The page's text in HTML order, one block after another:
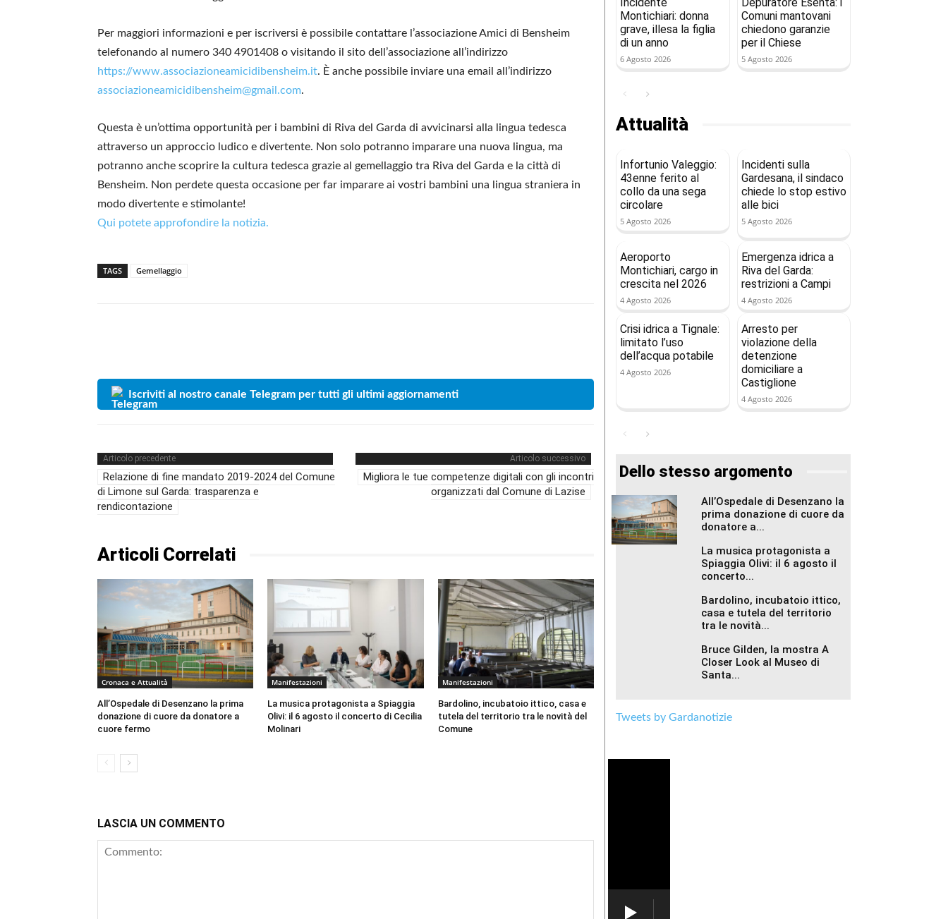
Per maggiori informazioni e per iscriversi è possibile contattare l’associazione Amici di Bensheim
telefonando al numero 340 4901408 o visitando il sito dell’associazione all’indirizzo
https://www.associazioneamicidibensheim.it. È anche possibile inviare una email all’indirizzo
associazioneamicidibensheim@gmail.com.
Questa è un’ottima opportunità per i bambini di Riva del Garda di avvicinarsi alla lingua tedesca
attraverso un approccio ludico e divertente. Non solo potranno imparare una nuova lingua, ma
potranno anche scoprire la cultura tedesca grazie al gemellaggio tra Riva del Garda e la città di
Bensheim. Non perdete questa occasione per far imparare ai vostri bambini una lingua straniera in
modo divertente e stimolante!
Qui potete approfondire la notizia.
TAGS Gemellaggio
Iscriviti al nostro canale Telegram per tutti gli ultimi aggiornamenti
Articolo precedente
Relazione di fine mandato 2019-2024 del Comune
di Limone sul Garda: trasparenza e
rendicontazione
Articolo successivo
Migliora le tue competenze digitali con gli incontri
organizzati dal Comune di Lazise
Articoli Correlati
Cronaca e Attualità
All’Ospedale di Desenzano la prima
donazione di cuore da donatore a
cuore fermo
Manifestazioni
La musica protagonista a Spiaggia
Olivi: il 6 agosto il concerto di Cecilia
Molinari
Manifestazioni
Bardolino, incubatoio ittico, casa e
tutela del territorio tra le novità del
Comune
LASCIA UN COMMENTO
Montichiari: donna
grave, illesa la figlia
di un anno
6 Agosto 2026
Comuni mantovani
chiedono garanzie
per il Chiese
5 Agosto 2026
Attualità
Infortunio Valeggio:
43enne ferito al
collo da una sega
circolare
5 Agosto 2026
Incidenti sulla
Gardesana, il sindaco
chiede lo stop estivo
alle bici
5 Agosto 2026
Aeroporto
Montichiari, cargo in
crescita nel 2026
4 Agosto 2026
Emergenza idrica a
Riva del Garda:
restrizioni a Campi
4 Agosto 2026
Crisi idrica a Tignale:
limitato l’uso
dell’acqua potabile
4 Agosto 2026
Arresto per
violazione della
detenzione
domiciliare a
Castiglione
4 Agosto 2026
Dello stesso argomento
All’Ospedale di Desenzano la
prima donazione di cuore da
donatore a...
La musica protagonista a
Spiaggia Olivi: il 6 agosto il
concerto...
Bardolino, incubatoio ittico,
casa e tutela del territorio
tra le novità...
Bruce Gilden, la mostra A
Closer Look al Museo di
Santa...
Tweets by Gardanotizie